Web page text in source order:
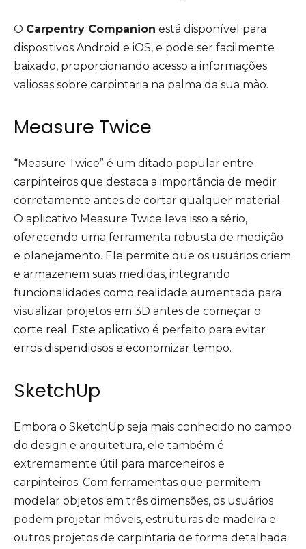
O Carpentry Companion está disponível para
dispositivos Android e iOS, e pode ser facilmente
baixado, proporcionando acesso a informações
valiosas sobre carpintaria na palma da sua mão.
Measure Twice
“Measure Twice” é um ditado popular entre
carpinteiros que destaca a importância de medir
corretamente antes de cortar qualquer material.
O aplicativo Measure Twice leva isso a sério,
oferecendo uma ferramenta robusta de medição
e planejamento. Ele permite que os usuários criem
e armazenem suas medidas, integrando
funcionalidades como realidade aumentada para
visualizar projetos em 3D antes de começar o
corte real. Este aplicativo é perfeito para evitar
erros dispendiosos e economizar tempo.
SketchUp
Embora o SketchUp seja mais conhecido no campo
do design e arquitetura, ele também é
extremamente útil para marceneiros e
carpinteiros. Com ferramentas que permitem
modelar objetos em três dimensões, os usuários
podem projetar móveis, estruturas de madeira e
outros projetos de carpintaria de forma detalhada.